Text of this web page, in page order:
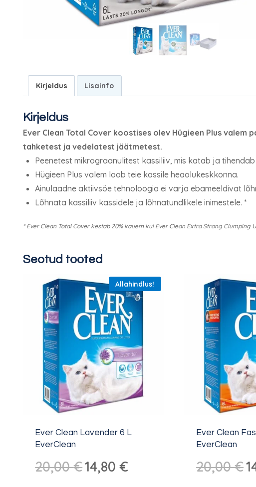
Kirjeldus Lisainfo
Kirjeldus
Ever Clean Total Cover koostises olev Hügieen Plus
tahketest ja vedelatest jäätmetest.
Peenetest mikrograanulitest kassiliiv, mis katab ja
Hügieen Plus valem loob teie kassile heaolukeskkonna.
Ainulaadne aktiivsöe tehnoloogia ei varja ebameeldivat
Lõhnata kassiliiv kassidele ja lõhnatundlikele inimestele. *
* Ever Clean Total Cover kestab 20% kauem kui Ever Clean Extra Strong Clumping
Seotud tooted
Allahindlus!
Ever Clean Lavender 6 L
EverClean
20,00€ Algne
14,80€
Ever Clean
EverClean
20,00€